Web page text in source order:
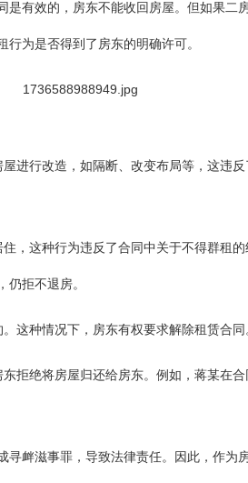
有效的，房东不能收回房屋。但如果二
为是否得到了房东的明确许可。
进行改造，‌如隔断、‌改变布局等，‌这违
，‌这种行为违反了合同中关于不得群租
拒不退房。
这种情况下，‌房东有权要求解除租赁合同
拒绝将房屋归还给房东。‌例如，‌蒋某在
衅滋事罪，‌导致法律责任。‌因此，‌作为